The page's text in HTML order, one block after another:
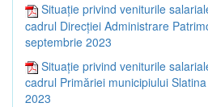
Situație privind veniturile
cadrul Direcției Administrare
septembrie 2023
Situație privind veniturile
cadrul Primăriei municipiului
2023